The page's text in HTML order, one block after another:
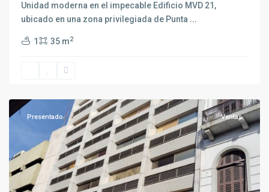
Unidad moderna en el impecable Edificio MVD 21,
ubicado en una zona privilegiada de Punta ...
1 35 m2
Presentado Ventas